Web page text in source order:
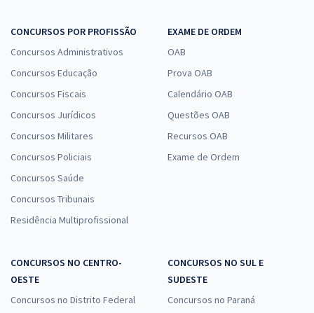
CONCURSOS POR PROFISSÃO
Concursos Administrativos
Concursos Educação
Concursos Fiscais
Concursos Jurídicos
Concursos Militares
Concursos Policiais
Concursos Saúde
Concursos Tribunais
Residência Multiprofissional
EXAME DE ORDEM
OAB
Prova OAB
Calendário OAB
Questões OAB
Recursos OAB
Exame de Ordem
CONCURSOS NO CENTRO-
OESTE
Concursos no Distrito Federal
CONCURSOS NO SUL E
SUDESTE
Concursos no Paraná